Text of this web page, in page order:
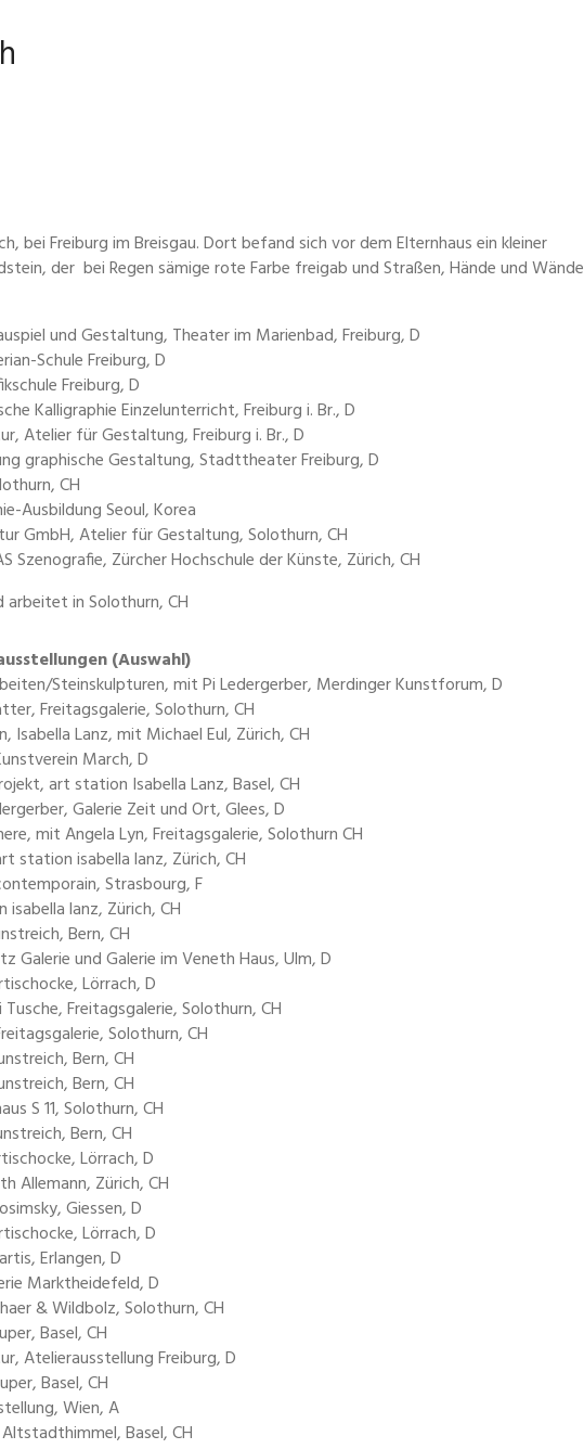
bei Freiburg im Breisgau. Dort befand sich vor dem Elternhaus ein kleiner
der bei Regen sämige rote Farbe freigab und Straßen, Hände und Wände
und Gestaltung, Theater im Marienbad, Freiburg, D
Schule Freiburg, D
Freiburg, D
Kalligraphie Einzelunterricht, Freiburg i. Br., D
Atelier für Gestaltung, Freiburg i. Br., D
graphische Gestaltung, Stadttheater Freiburg, D
CH
Ausbildung Seoul, Korea
GmbH, Atelier für Gestaltung, Solothurn, CH
Szenografie, Zürcher Hochschule der Künste, Zürich, CH
in Solothurn, CH
(Auswahl)
Steinskulpturen, mit Pi Ledergerber, Merdinger Kunstforum, D
Freitagsgalerie, Solothurn, CH
Isabella Lanz, mit Michael Eul, Zürich, CH
March, D
art station Isabella Lanz, Basel, CH
Galerie Zeit und Ort, Glees, D
mit Angela Lyn, Freitagsgalerie, Solothurn CH
station isabella lanz, Zürich, CH
Strasbourg, F
lanz, Zürich, CH
Bern, CH
Galerie und Galerie im Veneth Haus, Ulm, D
Lörrach, D
Freitagsgalerie, Solothurn, CH
Solothurn, CH
Bern, CH
Bern, CH
S 11, Solothurn, CH
Bern, CH
Lörrach, D
Allemann, Zürich, CH
Giessen, D
Lörrach, D
Erlangen, D
Marktheidefeld, D
& Wildbolz, Solothurn, CH
Basel, CH
Atelierausstellung Freiburg, D
Basel, CH
Wien, A
Basel, CH